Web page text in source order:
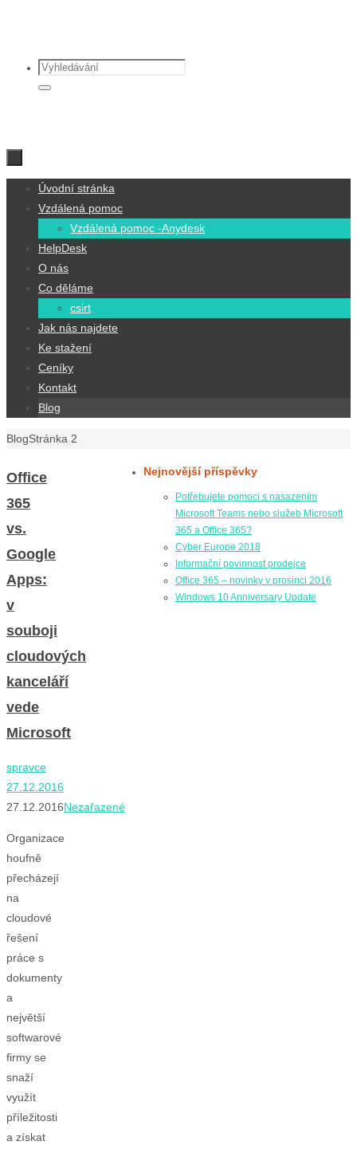
Search
for:
Vyhledávání
PřeskočitÚvodní stránka
Vzdálená pomoc
Vzdálená pomoc -Anydesk
HelpDesk
O nás
Co děláme
csirt
Jak nás najdete
Ke stažení
Ceníky
Kontakt
Blog
Home
BlogStránka 2
Office
365
vs.
Google
Apps:
v
souboji
cloudových
kanceláří
vede
Microsoft
spravce
27.12.2016
27.12.2016Nezařazené
Organizace
houfně
přecházejí
na
cloudové
řešení
práce s
dokumenty
a
největší
softwarové
firmy se
snaží
využít
příležitosti
a získat
Nejnovější příspěvky
Potřebujete pomoci s nasazením
Microsoft Teams nebo služeb Microsoft
365 a Office 365?
Cyber Europe 2018
Informační povinnost prodejce
Office 365 – novinky v prosinci 2016
Windows 10 Anniversary Update